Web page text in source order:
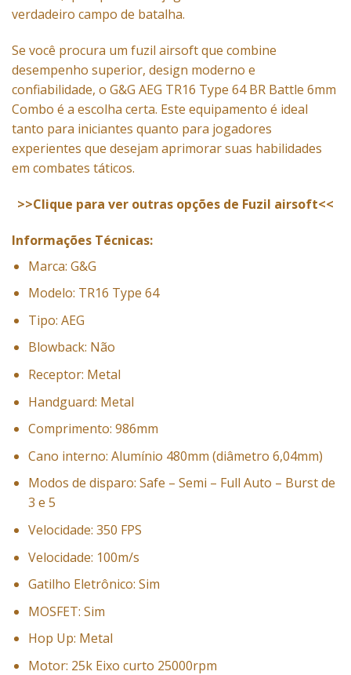
verdadeiro campo de batalha.
Se você procura um fuzil airsoft que combine
desempenho superior, design moderno e
confiabilidade, o G&G AEG TR16 Type 64 BR Battle 6mm
Combo é a escolha certa. Este equipamento é ideal
tanto para iniciantes quanto para jogadores
experientes que desejam aprimorar suas habilidades
em combates táticos.
>>Clique para ver outras opções de Fuzil airsoft<<
Informações Técnicas:
Marca: G&G
Modelo: TR16 Type 64
Tipo: AEG
Blowback: Não
Receptor: Metal
Handguard: Metal
Comprimento: 986mm
Cano interno: Alumínio 480mm (diâmetro 6,04mm)
Modos de disparo: Safe – Semi – Full Auto – Burst de
3 e 5
Velocidade: 350 FPS
Velocidade: 100m/s
Gatilho Eletrônico: Sim
MOSFET: Sim
Hop Up: Metal
Motor: 25k Eixo curto 25000rpm